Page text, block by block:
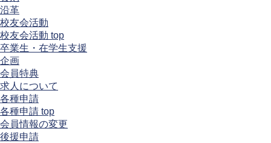
沿革
校友会活動
校友会活動 top
卒業生・在学生支援
企画
会員特典
求人について
各種申請
各種申請 top
会員情報の変更
後援申請